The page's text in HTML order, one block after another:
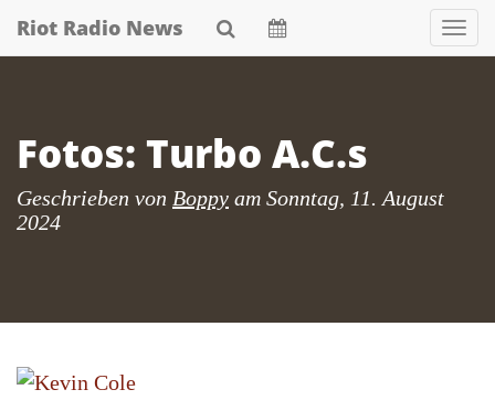
SkipRiot Radio News
Fotos: Turbo A.C.s
Geschrieben von Boppy am Sonntag, 11. August
2024